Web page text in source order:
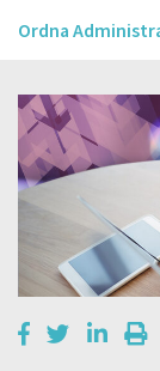
Ordna